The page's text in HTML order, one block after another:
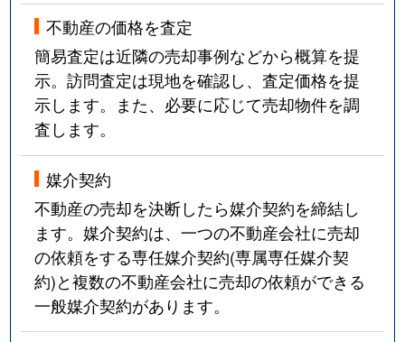
不動産の価格を査定
簡易査定は近隣の売却事例などから概算を提
示。訪問査定は現地を確認し、査定価格を提
示します。また、必要に応じて売却物件を調
査します。
媒介契約
不動産の売却を決断したら媒介契約を締結し
ます。媒介契約は、一つの不動産会社に売却
の依頼をする専任媒介契約(専属専任媒介契
約)と複数の不動産会社に売却の依頼ができる
一般媒介契約があります。